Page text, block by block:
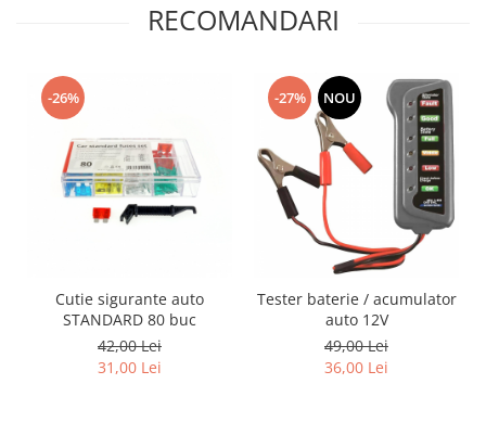
RECOMANDARI
-26%
Cutie sigurante auto
STANDARD 80 buc
42,00 Lei
31,00 Lei
-27% NOU
Tester baterie / acumulator
auto 12V
49,00 Lei
36,00 Lei